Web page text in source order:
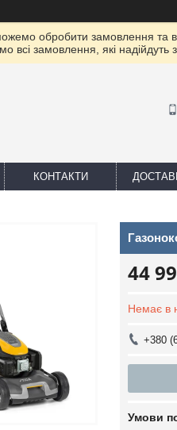
обробити замовлення та
всі замовлення, які
КОНТАКТИ
44
Немає в
+380